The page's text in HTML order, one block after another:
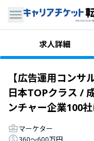
求人詳細
【広告運用コン
日本TOPクラス /
ンチャー企業100社
マーケター
360〜600万円